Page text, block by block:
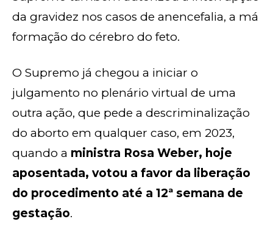
da gravidez nos casos de anencefalia, a má
formação do cérebro do feto.
O Supremo já chegou a iniciar o
julgamento no plenário virtual de uma
outra ação, que pede a descriminalização
do aborto em qualquer caso, em 2023,
quando a ministra Rosa Weber, hoje
aposentada, votou a favor da liberação
do procedimento até a 12ª semana de
gestação.